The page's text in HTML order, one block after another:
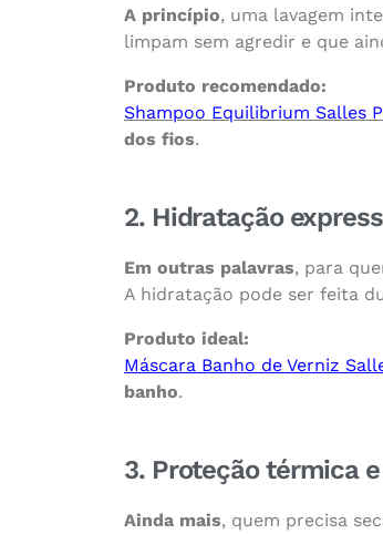
A princípio, uma lavagem
limpam sem agredir e que
Produto recomendado:
Shampoo Equilibrium Salles
dos fios.
2. Hidratação
Em outras palavras, para
A hidratação pode ser feita
Produto ideal:
Máscara Banho de Verniz
banho.
3. Proteção térmica
Ainda mais, quem precisa